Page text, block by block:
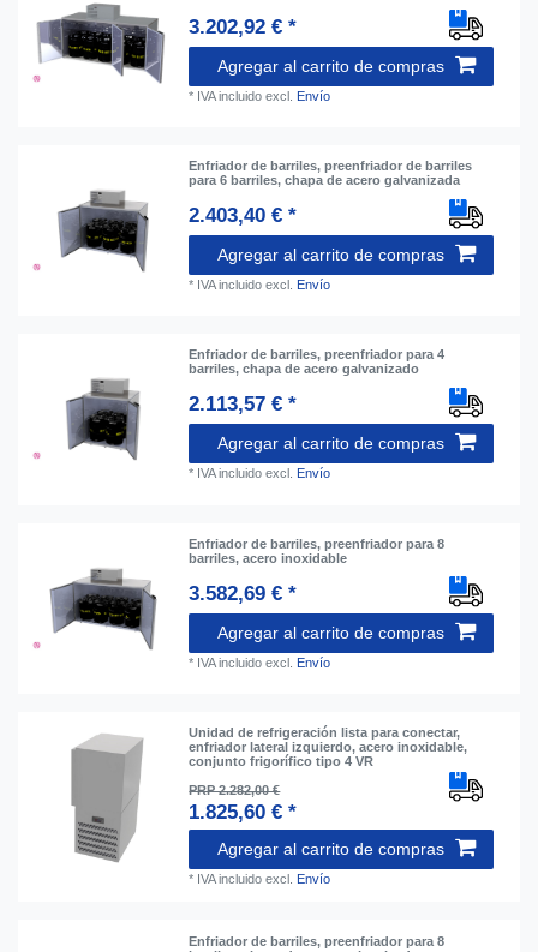
3.202,92 € *
Agregar al carrito de compras
* IVA incluido excl. Envío
Enfriador de barriles, preenfriador de barriles
para 6 barriles, chapa de acero galvanizada
2.403,40 € *
Agregar al carrito de compras
* IVA incluido excl. Envío
Enfriador de barriles, preenfriador para 4
barriles, chapa de acero galvanizado
2.113,57 € *
Agregar al carrito de compras
* IVA incluido excl. Envío
Enfriador de barriles, preenfriador para 8
barriles, acero inoxidable
3.582,69 € *
Agregar al carrito de compras
* IVA incluido excl. Envío
Unidad de refrigeración lista para conectar,
enfriador lateral izquierdo, acero inoxidable,
conjunto frigorífico tipo 4 VR
PRP 2.282,00 €
1.825,60 € *
Agregar al carrito de compras
* IVA incluido excl. Envío
Enfriador de barriles, preenfriador para 8